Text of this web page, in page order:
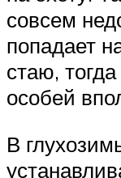
совсем
попадает
стаю,
особей
В